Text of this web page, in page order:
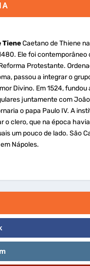
TieneCaetano de Thiene
Ele foi contemporâneo
Protestante.
passou a integrar o
Divino. Em 1524, fundou
juntamente com
o papa Paulo IV. A
o clero, que na época
um pouco de lado. São
Nápoles.